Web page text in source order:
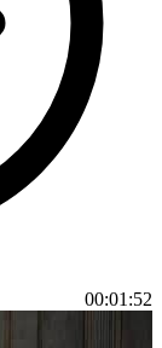
00:01:52